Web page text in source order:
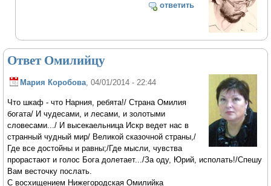
ответить
Ответ Омилийцу
Мария Коробова, 04/01/2014 - 22:44
Что шкаф - что Нарния, ребята!/ Страна Омилия
богата/ И чудесами, и лесами, и золотыми
словесами.../ И высекаельница Искр ведет нас в
странный чудный мир/ Великой сказочной страны,/
Где все достойны и равны;/Где мысли, чувства
прорастают и голос Бога долетает.../За оду, Юрий, исполать!/Спешу
Вам весточку послать.
С восхищением Нижегородская Омилийка